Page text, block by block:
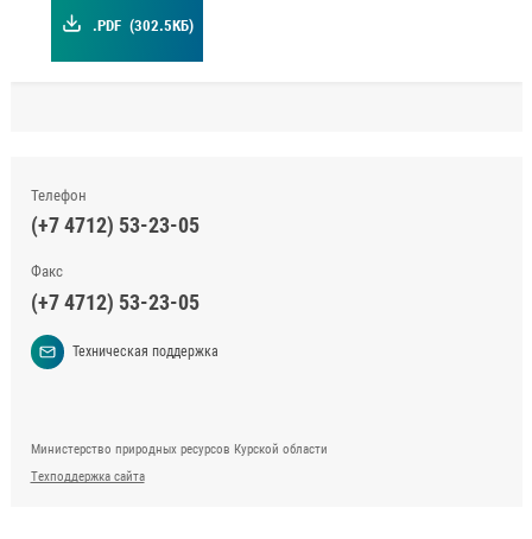
.PDF (302.5КБ)
Телефон
(+7 4712) 53-23-05
Факс
(+7 4712) 53-23-05
Техническая поддержка
Министерство природных ресурсов Курской области
Техподдержка сайта